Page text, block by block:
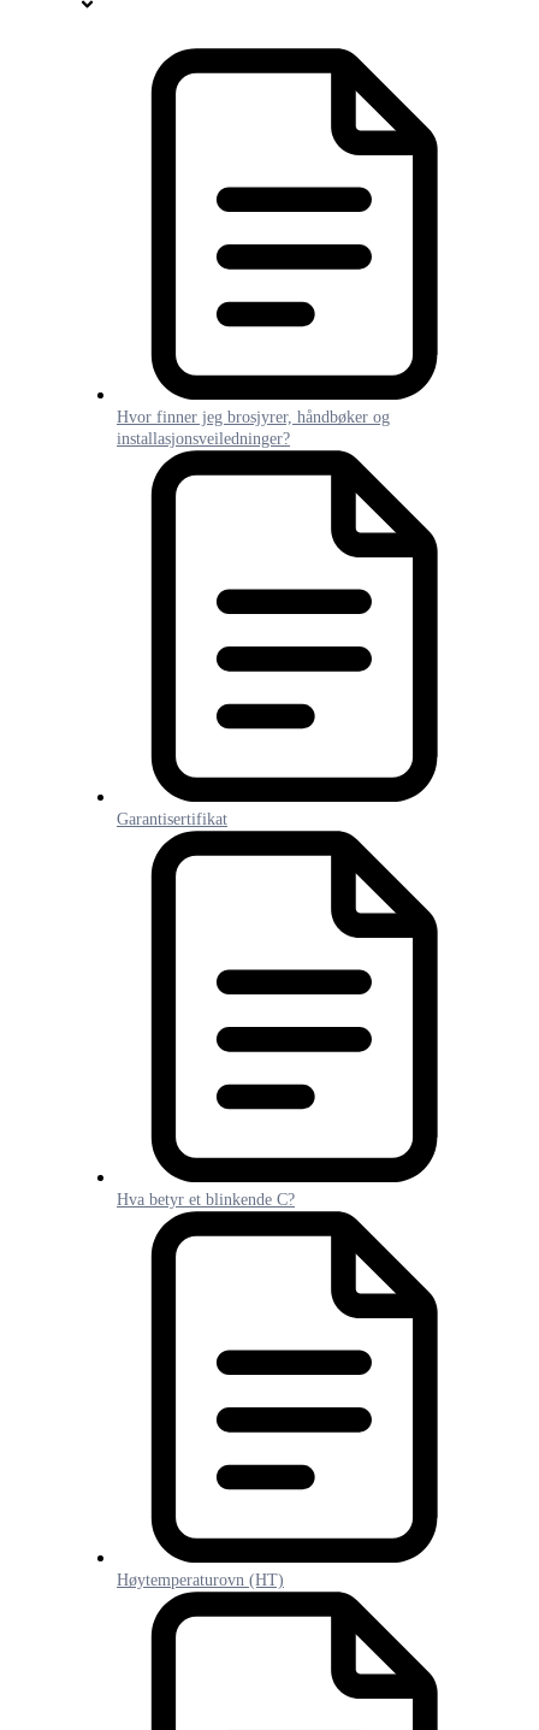
Hvor finner jeg brosjyrer, håndbøker og
installasjonsveiledninger?
Garantisertifikat
Hva betyr et blinkende C?
Høytemperaturovn (HT)